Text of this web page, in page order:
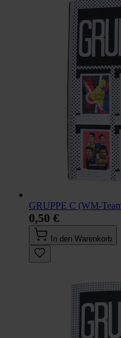
GRUPPE C (WM-
0,50 €
In den Warenkorb